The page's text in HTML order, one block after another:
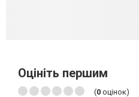
Оцініть першим
(0 оцінок)